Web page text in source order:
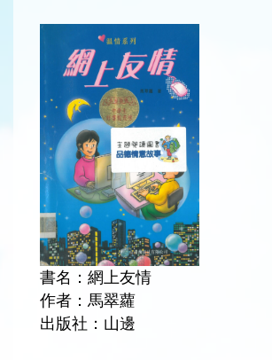
書名：網上友情
作者：馬翠蘿
出版社：山邊